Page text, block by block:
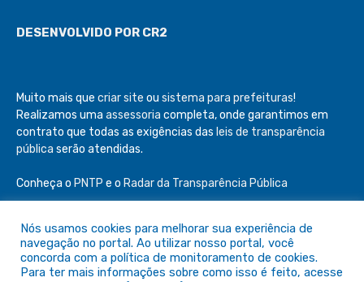
DESENVOLVIDO POR CR2
Muito mais que criar site ou sistema para prefeituras!
Realizamos uma assessoria completa, onde garantimos em
contrato que todas as exigências das leis de transparência
pública serão atendidas.
Conheça o PNTP e o Radar da Transparência Pública
Todos os direitos reservados a Câmara de São Félix do Araguaia
Nós usamos cookies para melhorar sua experiência de
navegação no portal. Ao utilizar nosso portal, você
concorda com a política de monitoramento de cookies.
Para ter mais informações sobre como isso é feito, acesse